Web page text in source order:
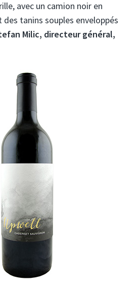
avec un camion noir en
des tanins souples enveloppés
Milic, directeur général,